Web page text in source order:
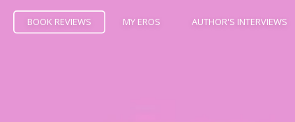
BOOK REVIEWS MY EROS AUTHOR'S INTERVIEWS